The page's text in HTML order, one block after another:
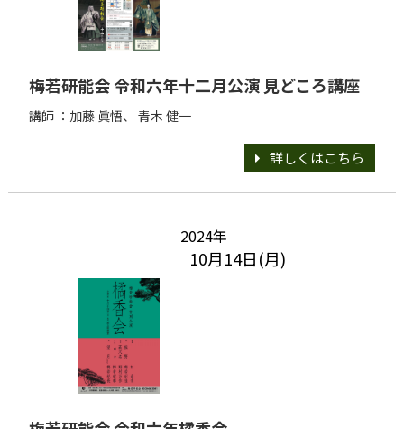
梅若研能会 令和六年十二月公演 見どころ講座
講師 ：加藤 眞悟、 青木 健一
詳しくはこちら
2024年
10月14日(月)